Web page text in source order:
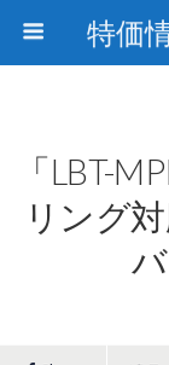
「LBT-
リング